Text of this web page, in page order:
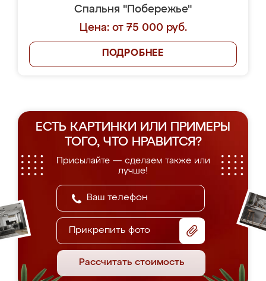
Спальня "Побережье"
Цена: от 75 000 руб.
ПОДРОБНЕЕ
ЕСТЬ КАРТИНКИ ИЛИ ПРИМЕРЫ
ТОГО, ЧТО НРАВИТСЯ?
Присылайте — сделаем также или
лучше!
Прикрепить фото
Рассчитать стоимость